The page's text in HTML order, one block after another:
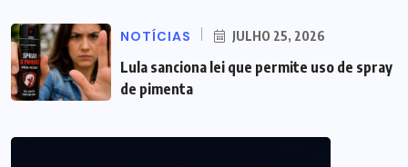
NOTÍCIAS JULHO 25, 2026
Lula sanciona lei que permite uso de spray
de pimenta